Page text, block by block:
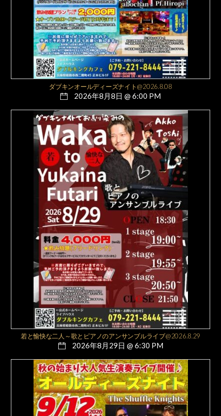
ダブキンオールディーズナイト@2026.8.08
2026年8月8日 @ 6:00 PM
若と愉快な二人～歌とピアノのアンサンブルライブ@2026.8.29
2026年8月29日 @ 6:30 PM